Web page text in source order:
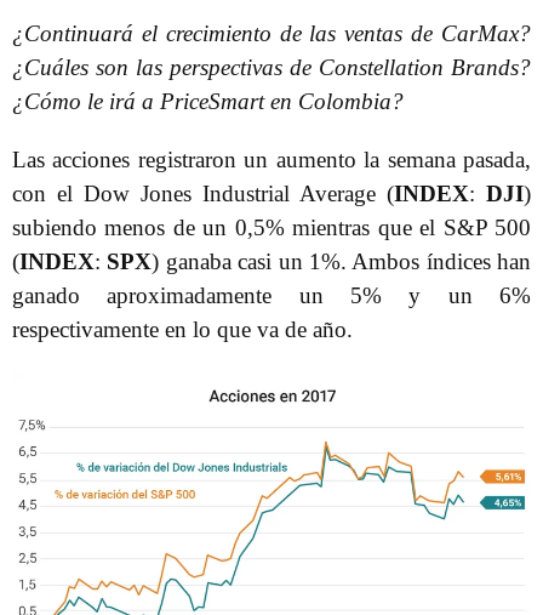
¿Continuará el crecimiento de las ventas de CarMax?
¿Cuáles son las perspectivas de Constellation Brands?
¿Cómo le irá a PriceSmart en Colombia?
Las acciones registraron un aumento la semana pasada,
con el Dow Jones Industrial Average (INDEX: DJI)
subiendo menos de un 0,5% mientras que el S&P 500
(INDEX: SPX) ganaba casi un 1%. Ambos índices han
ganado aproximadamente un 5% y un 6%
respectivamente en lo que va de año.